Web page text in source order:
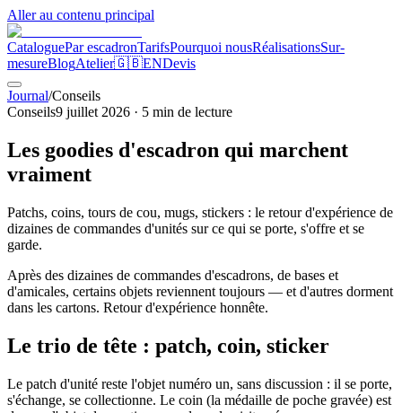
Aller au contenu principal
CataloguePar escadronTarifsPourquoi nousRéalisationsSur-
mesureBlogAtelier🇬🇧ENDevis
Journal/Conseils
Conseils9 juillet 2026 · 5 min de lecture
Les goodies d'escadron qui marchent
vraiment
Patchs, coins, tours de cou, mugs, stickers : le retour d'expérience de
dizaines de commandes d'unités sur ce qui se porte, s'offre et se
garde.
Après des dizaines de commandes d'escadrons, de bases et
d'amicales, certains objets reviennent toujours — et d'autres dorment
dans les cartons. Retour d'expérience honnête.
Le trio de tête : patch, coin, sticker
Le patch d'unité reste l'objet numéro un, sans discussion : il se porte,
s'échange, se collectionne. Le coin (la médaille de poche gravée) est